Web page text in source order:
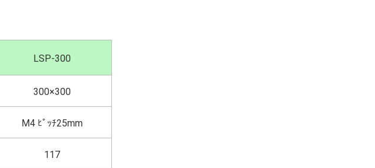
LSP-300
300×300
M4 ﾋﾟｯﾁ25mm
117